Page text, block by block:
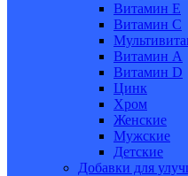
Витамин Е
Витамин С
Витамин A
Витамин D
Цинк
Хром
Женские
Мужские
Детские
Добавки для